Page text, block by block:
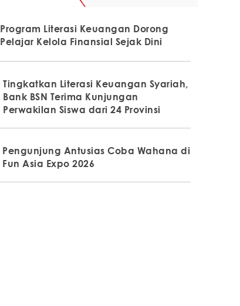
Program Literasi Keuangan Dorong
Pelajar Kelola Finansial Sejak Dini
Tingkatkan Literasi Keuangan Syariah,
Bank BSN Terima Kunjungan
Perwakilan Siswa dari 24 Provinsi
Pengunjung Antusias Coba Wahana di
Fun Asia Expo 2026